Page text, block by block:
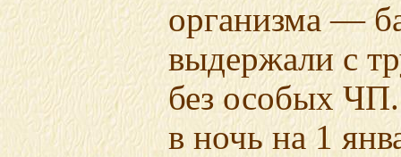
организма —
выдержали с
без особых
в ночь на 1